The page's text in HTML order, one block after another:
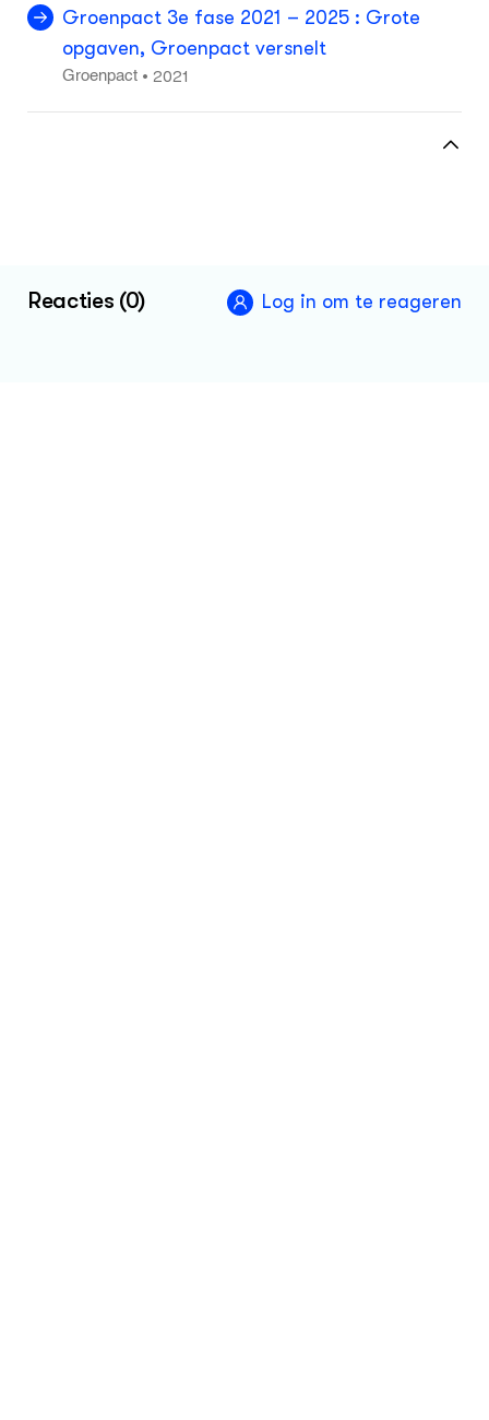
Groenpact 3e fase 2021 – 2025 : Grote
opgaven, Groenpact versnelt
Groenpact• 2021
Reacties (0) Log in om te reageren